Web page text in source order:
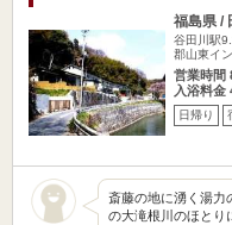
福島県 /
谷田川駅
郡山東イ
営業時間
入浴料金
日帰り
斎藤の地に湧く湯力
の大滝根川のほとり